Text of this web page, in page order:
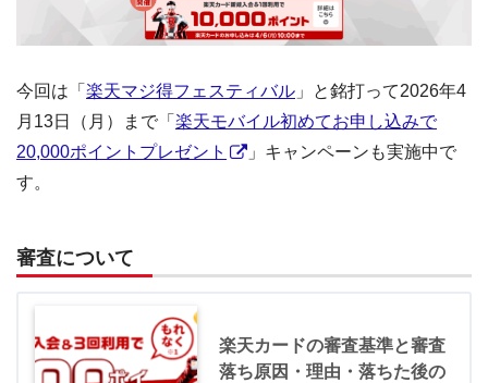
今回は「 楽天マジ得フェスティバル 」と銘打って2026年4
月13日（月）まで「 楽天モバイル初めてお申し込みで
20,000ポイントプレゼント
」キャンペーンも実施中で
す。
審査について
楽天カードの審査基準と審査
落ち原因・理由・落ちた後の